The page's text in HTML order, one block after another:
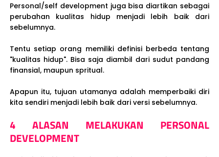
Personal/self development juga bisa diartikan sebagai
perubahan kualitas hidup menjadi lebih baik dari
sebelumnya.
Tentu setiap orang memiliki definisi berbeda tentang
"kualitas hidup". Bisa saja diambil dari sudut pandang
finansial, maupun spritual.
Apapun itu, tujuan utamanya adalah memperbaiki diri
kita sendiri menjadi lebih baik dari versi sebelumnya.
4 ALASAN MELAKUKAN PERSONAL
DEVELOPMENT